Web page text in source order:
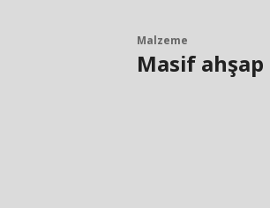
Malzeme
Masif